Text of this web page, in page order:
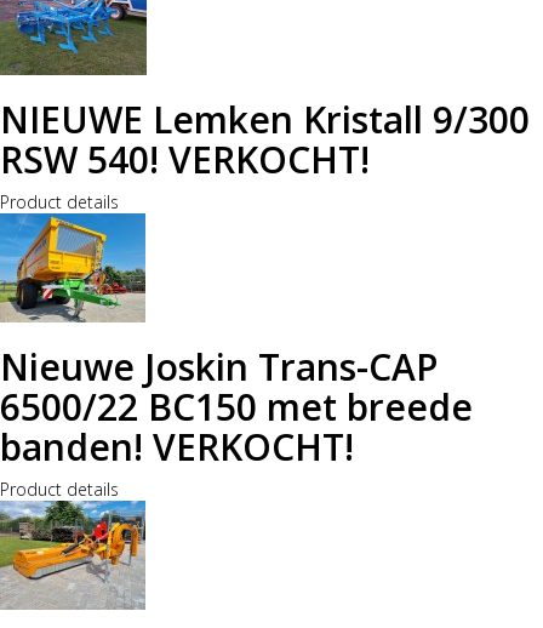
NIEUWE Lemken Kristall 9/300
RSW 540! VERKOCHT!
Product details
Nieuwe Joskin Trans-CAP
6500/22 BC150 met breede
banden! VERKOCHT!
Product details